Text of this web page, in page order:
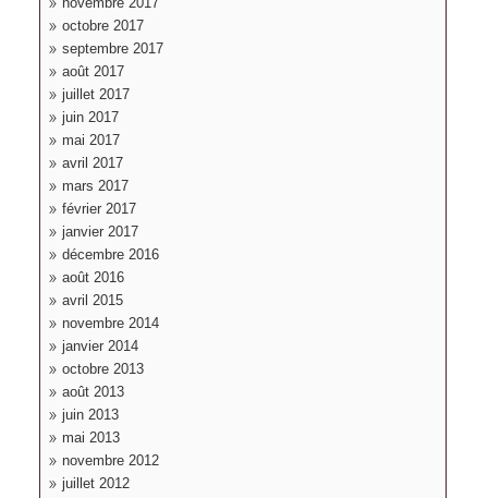
octobre 2017
septembre 2017
août 2017
juillet 2017
juin 2017
mai 2017
avril 2017
mars 2017
février 2017
janvier 2017
décembre 2016
août 2016
avril 2015
novembre 2014
janvier 2014
octobre 2013
août 2013
juin 2013
mai 2013
novembre 2012
juillet 2012